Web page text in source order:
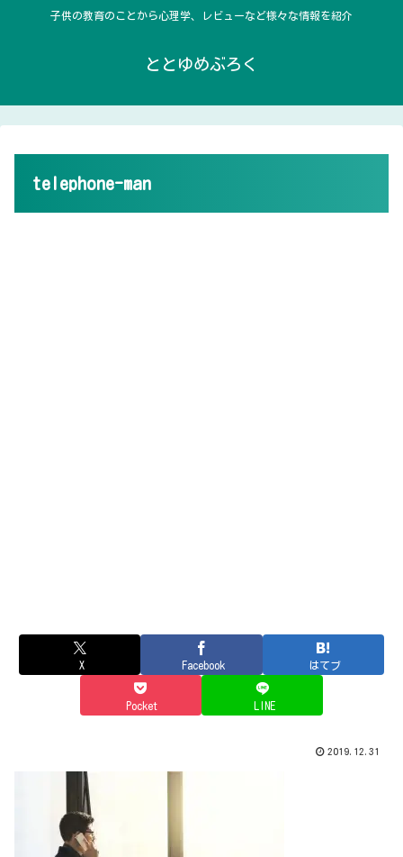
子供の教育のことから心理学、レビューなど様々な情報を紹介
ととゆめぶろく
telephone-man
X Facebook はてブ
Pocket LINE
2019.12.31